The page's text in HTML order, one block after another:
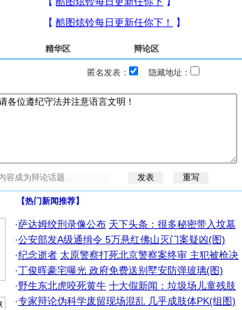
精华区 辩论区
匿名发表：
隐藏地址：
【热门新闻推荐】
·萨达姆绞刑录像公布 天下头条：很多秘密带入坟墓
·公安部发A级通缉令 5万悬红佛山灭门案疑凶(图)
·纪念逝者 太原警察打死北京警察案终审 主犯被枪决
·丁俊晖豪宅曝光 政府免费送别墅安防弹玻璃(图)
·野生东北虎咬死黄牛 十大假新闻：垃圾场儿童残肢
·专家辩论伪科学废留现场混乱 几乎成肢体PK(组图)